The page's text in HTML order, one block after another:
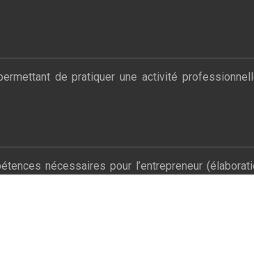
de pratiquer une activité
nécessaires pour l’entrepreneur